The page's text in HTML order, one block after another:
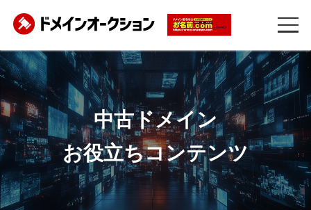
中古ドメイン
お役立ちコンテンツ